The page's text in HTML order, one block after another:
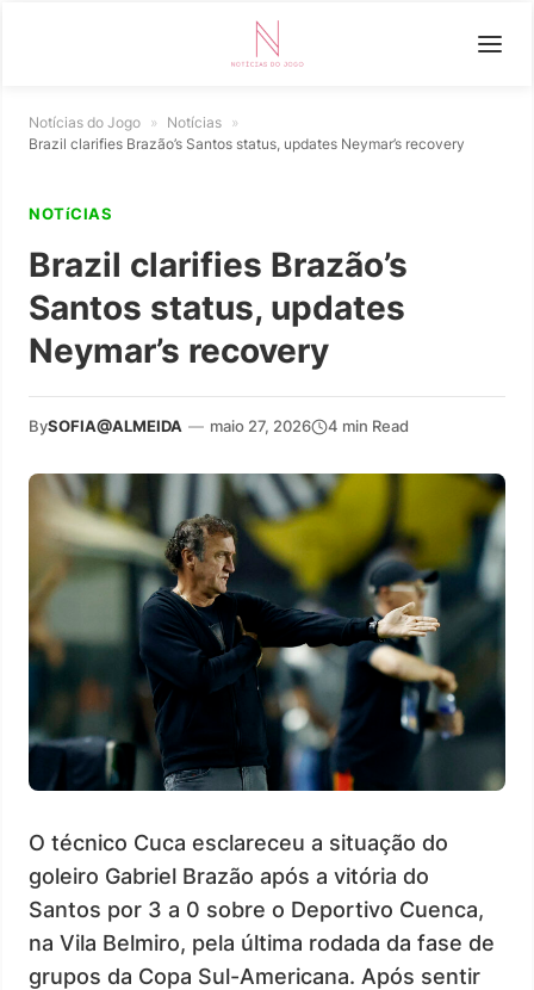
Notícias do Jogo » Notícias »
Brazil clarifies Brazão’s Santos status, updates Neymar’s recovery
NOTíCIAS
Brazil clarifies Brazão’s
Santos status, updates
Neymar’s recovery
BySOFIA@ALMEIDA — maio 27, 2026 4 min Read
O técnico Cuca esclareceu a situação do
goleiro Gabriel Brazão após a vitória do
Santos por 3 a 0 sobre o Deportivo Cuenca,
na Vila Belmiro, pela última rodada da fase de
grupos da Copa Sul-Americana. Após sentir